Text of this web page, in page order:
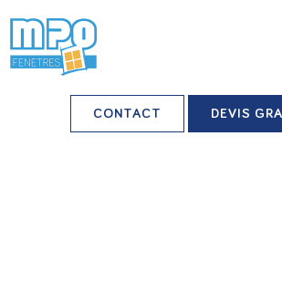
Nos agences
CONTACT DEVIS